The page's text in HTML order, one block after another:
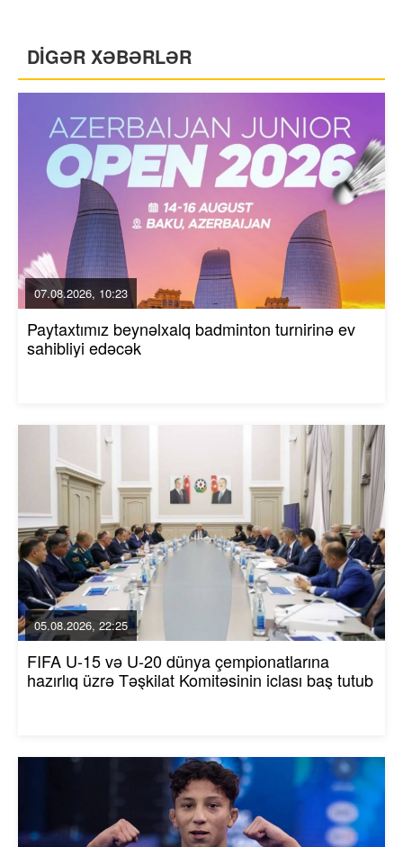
DİGƏR XƏBƏRLƏR
07.08.2026, 10:23
Paytaxtımız beynəlxalq badminton turnirinə ev
sahibliyi edəcək
05.08.2026, 22:25
FIFA U-15 və U-20 dünya çempionatlarına
hazırlıq üzrə Təşkilat Komitəsinin iclası baş tutub